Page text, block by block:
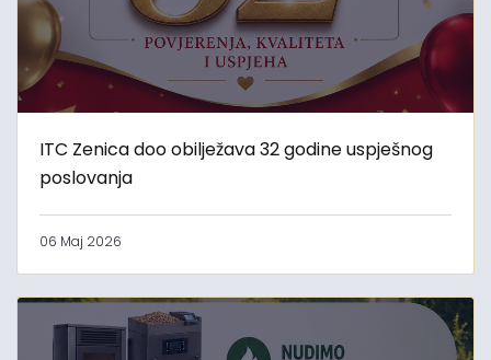
ITC Zenica doo obilježava 32 godine uspješnog
poslovanja
06 Maj 2026